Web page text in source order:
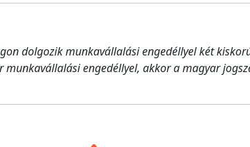
dolgozik munkavállalási engedéllyel két
engedéllyel, akkor a magyar